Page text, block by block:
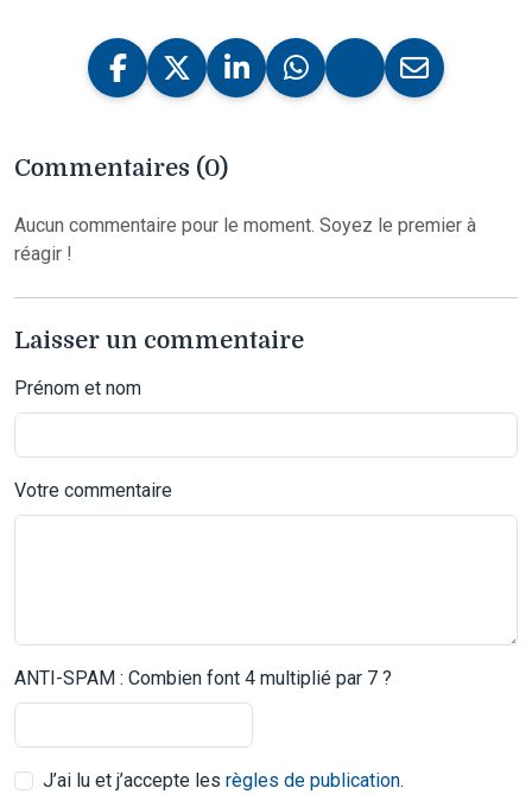
Commentaires (0)
Aucun commentaire pour le moment. Soyez le premier à
réagir !
Laisser un commentaire
Prénom et nom
Votre commentaire
ANTI-SPAM : Combien font 4 multiplié par 7 ?
J’ai lu et j’accepte les règles de publication.